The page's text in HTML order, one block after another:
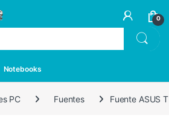
0
Notebooks
PC Fuentes Fuente ASUS